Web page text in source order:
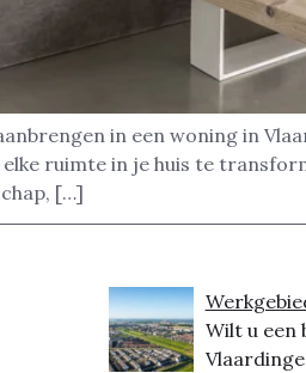
in een woning in
ruimte in je huis te
[…]
Wilt u een